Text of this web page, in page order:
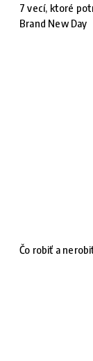
7 vecí, ktoré
Brand New Day
Čo robiť a